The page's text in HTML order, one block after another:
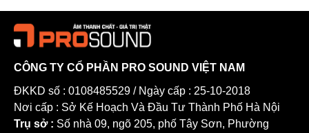
CÔNG TY CỔ PHẦN PRO SOUND VIỆT NAM
ĐKKD số : 0108485529 / Ngày cấp : 25-10-2018
Nơi cấp : Sở Kế Hoạch Và Đầu Tư Thành Phố Hà Nội
Trụ sở : Số nhà 09, ngõ 205, phố Tây Sơn, Phường